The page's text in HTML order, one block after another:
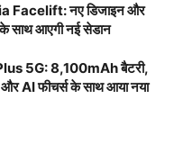
Facelift: नए डिजाइन और
के साथ आएगी नई सेडान
5G: 8,100mAh बैटरी,
AI फीचर्स के साथ आया नया